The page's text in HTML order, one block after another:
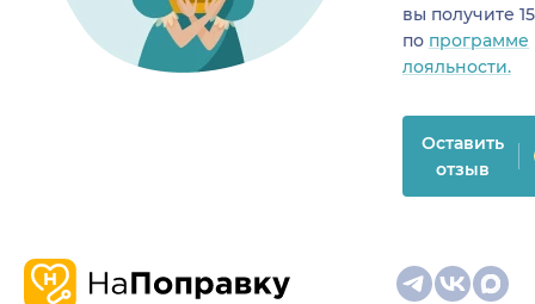
вы получите
по программе
лояльности.
Оставить
отзыв